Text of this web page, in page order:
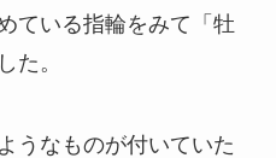
ている指輪をみて「牡
た。
うなものが付いていた